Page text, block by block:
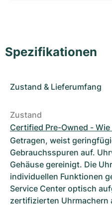
Spezifikationen
Zustand & Lieferumfang
Zustand
Certified Pre-Owned - Wie
Getragen, weist
Gebrauchsspuren auf.
Gehäuse gereinigt. Die
individuellen Funktionen
Service Center optisch
zertifizierten Uhrmachern